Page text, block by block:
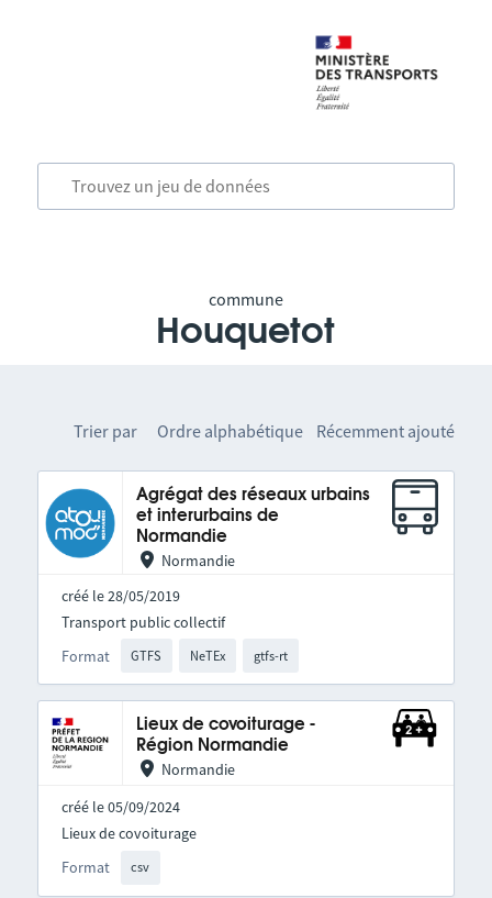
commune
Houquetot
Trier par Ordre alphabétique Récemment ajouté
Agrégat des réseaux urbains
et interurbains de
Normandie
Normandie
créé le 28/05/2019
Format GTFS NeTEx gtfs-rt
Transport public collectif
Lieux de covoiturage -
Région Normandie
Normandie
créé le 05/09/2024
Format csv
Lieux de covoiturage